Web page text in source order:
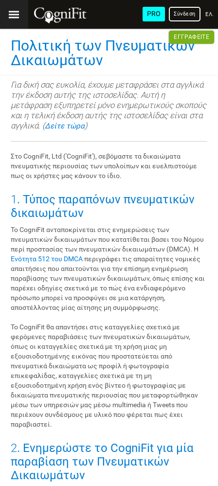
PRO Σύνδεση
ΕΓΓΡΑΦΕΊΤΕ
Πολιτική των Πνευματικών
Δικαιωμάτων
Για δική σας ευκολία, έχουμε μεταφράσει στα αγγλικά
την έκδοση αυτής της ιστοσελίδας. Αυτή η
μετάφραση εξυπηρετεί μόνο ενημερωτικούς σκοπούς
και η τελική έκδοση αυτής της ιστοσελίδας είναι στα
αγγλικά. (Δείτε τώρα)
Στο CogniFit, Ltd ('CogniFit'), σεβόμαστε τα δικαιώματα
πνευματικής περιουσίας των υπολοίπων και ευελπιστούμε
πως οι χρήστες μας κάνουν το ίδιο.
1. Τύπος παραπόνων πνευματικών
δικαιωμάτων
Το CogniFit ανταποκρίνεται στις ενημερώσεις των
πνευματικών δικαιωμάτων που κατατίθεται βασει του Νόμου
περί προστασίας των πνευματικών δικαιωμάτων (DMCA). Η
Ενότητα 512 του DMCAπεριγράφει τις απαραίτητες νομικές
απαιτήσεις που απαιτούνται για την επίσημη ενημέρωση
παραβίασης των πνευματικών δικαιωμάτων, όπως επίσης και
παρέχει οδηγίες σχετικά με το πώς ένα ενδιαφερόμενο
πρόσωπο μπορεί να προσφύγει σε μια κατάργηση,
αποστέλλοντας μίας αίτησης μη συμμόρφωσης.
Το CogniFit θα απαντήσει στις καταγγελίες σχετικά με
φερόμενες παραβιάσεις των πνευματικών δικαιωμάτων,
όπως οι καταγγελίες σχετικά με τη χρήση μιας μη
εξουσιοδοτημένης εικόνας που προστατεύεται από
πνευματικά δικαιώματα ως προφίλ ή φωτογραφία
επικεφαλίδας, καταγγελίες σχετικά με τη μη
εξουσιοδοτημένη χρήση ενός βίντεο ή φωτογραφίας με
δικαιώματα πνευματικής περιουσίας που μεταφορτώθηκαν
μέσω των υπηρεσιών μας μέσω multimedia ή Tweets που
περιέχουν συνδέσμους με υλικό που φέρεται πως έχει
παραβιαστεί.
2. Ενημερώστε το CogniFit για μία
παραβίαση των Πνευματικών
Δικαιωμάτων